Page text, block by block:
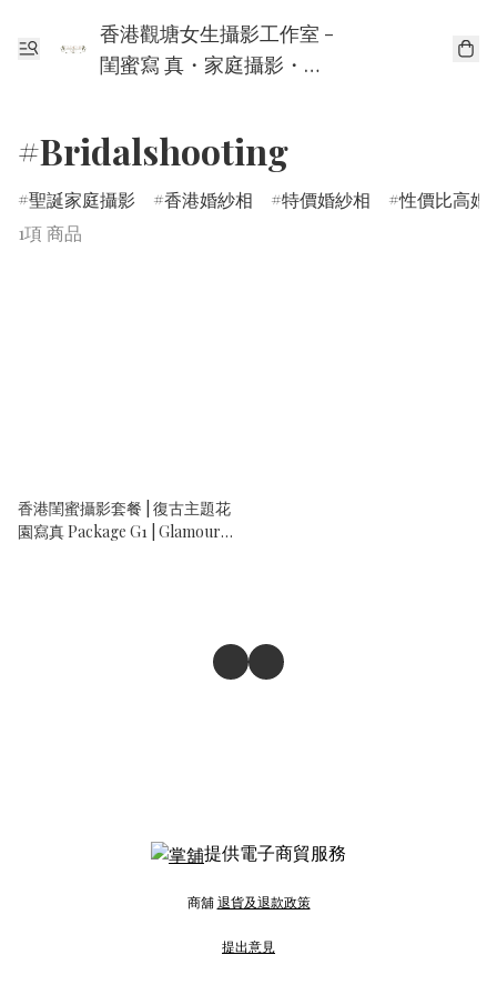
香港觀塘女生攝影工作室 -
閨蜜寫 真・家庭攝影・個
#Bridalshooting
聖誕家庭攝影 香港婚紗相 特價婚紗相
性價比高婚
1項 商品
香港閨蜜攝影套餐 | 復古主題花
園寫真 Package G1 | Glamour
提供電子商貿服務
商舖退貨及退款政策
提出意見